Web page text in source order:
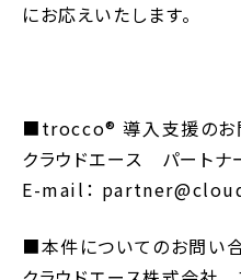
にお応えいたします。
■trocco®︎ 導入支援のお
クラウドエース パート
E-mail：
■本件についてのお問い